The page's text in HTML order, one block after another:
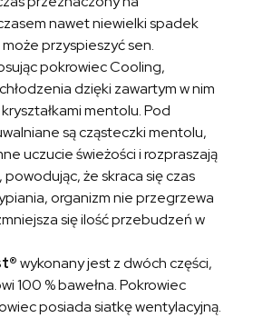
nawet niewielki spadek
przyspieszyć sen.
pokrowiec Cooling,
dzięki zawartym w nim
mentolu. Pod
są cząsteczki mentolu,
uczucie świeżości i rozpraszają
że skraca się czas
organizm nie przegrzewa
się ilość przebudzeń w
wykonany jest z dwóch części,
100 % bawełna. Pokrowiec
posiada siatkę wentylacyjną.